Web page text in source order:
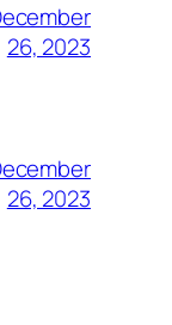
26, 2023
26, 2023